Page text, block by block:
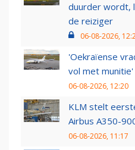
duurder wordt,
de reiziger
06-08-2026,
'Oekraïense
vol met munitie'
06-08-2026, 12:20
KLM stelt
Airbus A350-
06-08-2026, 11:17